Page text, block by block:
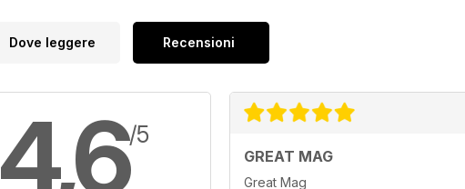
Dove leggere Recensioni
4,6/5
GREAT MAG
Great Mag